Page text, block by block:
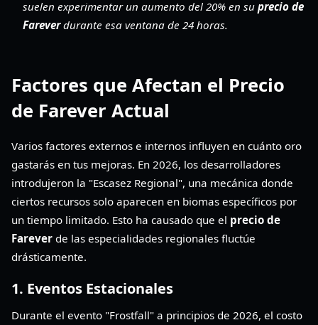
suelen experimentar un aumento del 20% en su precio de
Fareverdurante esa ventana de 24 horas.
Factores que Afectan el Precio
de Farever Actual
Varios factores externos e internos influyen en cuánto oro
gastarás en tus mejoras. En 2026, los desarrolladores
introdujeron la "Escasez Regional", una mecánica donde
ciertos recursos solo aparecen en biomas específicos por
un tiempo limitado. Esto ha causado que el precio de
Farever de las especialidades regionales fluctúe
drásticamente.
1. Eventos Estacionales
Durante el evento "Frostfall" a principios de 2026, el costo